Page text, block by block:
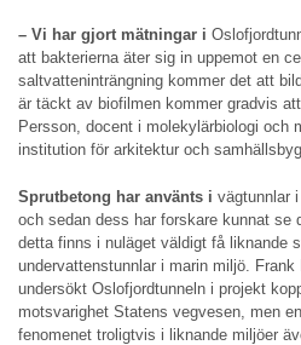
– Vi har gjort mätningar i
att bakterierna äter sig in uppemot en
saltvatteninträngning kommer det att
är täckt av biofilmen kommer gradvis
Persson, docent i molekylärbiologi och
institution för arkitektur och
Sprutbetong har använts i vägtunnlar
och sedan dess har forskare kunnat se
detta finns i nuläget väldigt få liknande
undervattenstunnlar i marin miljö.
undersökt Oslofjordtunneln i projekt
motsvarighet Statens vegvesen, men
fenomenet troligtvis i liknande miljöer